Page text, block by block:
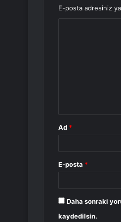
E-posta adresiniz
Ad *
E-posta *
Daha sonraki
kaydedilsin.